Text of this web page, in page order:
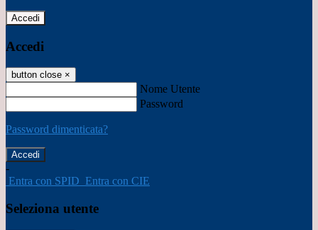
Accedi
Accedi
button close ×
Nome Utente
Password
Password dimenticata?
-
Entra con SPID Entra con CIE
Seleziona utente